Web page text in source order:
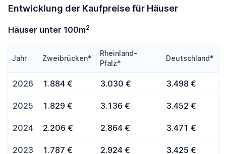
Entwicklung der Kaufpreise für Häuser
Häuser unter 100m2
Jahr Zweibrücken*
Rheinland-
Pfalz*
Deutschland*
2026 1.884 € 3.030 € 3.498 €
2025 1.829 € 3.136 € 3.452 €
2024 2.206 € 2.864 € 3.471 €
2023 1.787 € 2.924 € 3.425 €